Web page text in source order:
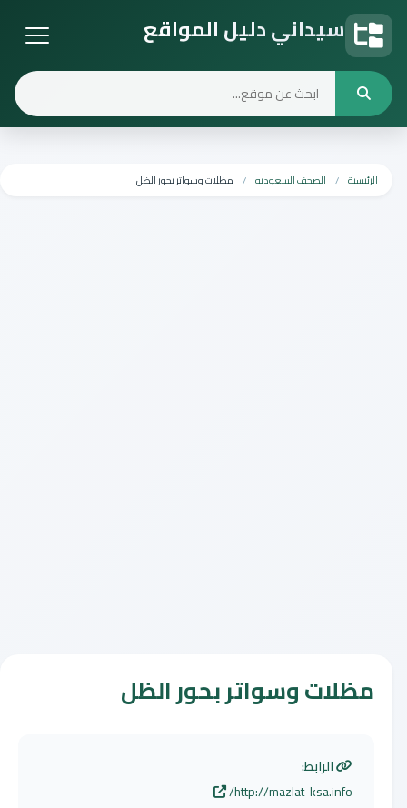
سيداني دليل المواقع
الرئيسية الصحف السعوديه مظلات وسواتر بحور الظل
مظلات وسواتر بحور الظل
الرابط:
http://mazlat-ksa.info/